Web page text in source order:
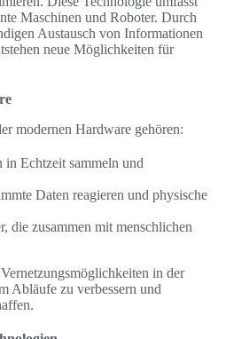
Maschinen und Roboter. Durch
Austausch von Informationen
neue Möglichkeiten für
modernen Hardware gehören:
in Echtzeit sammeln und
Daten reagieren und physische
die zusammen mit menschlichen
in der
Abläufe zu verbessern und